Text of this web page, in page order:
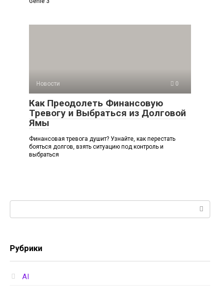
Новости 0
Как Преодолеть Финансовую
Тревогу и Выбраться из Долговой
Ямы
Финансовая тревога душит? Узнайте, как перестать
бояться долгов, взять ситуацию под контроль и
выбраться
Рубрики
AI